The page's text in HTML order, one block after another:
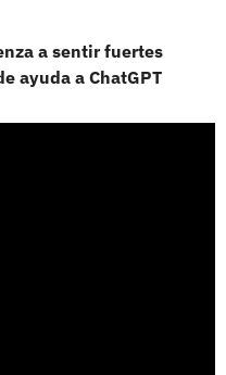
a sentir fuertes
ayuda a ChatGPT